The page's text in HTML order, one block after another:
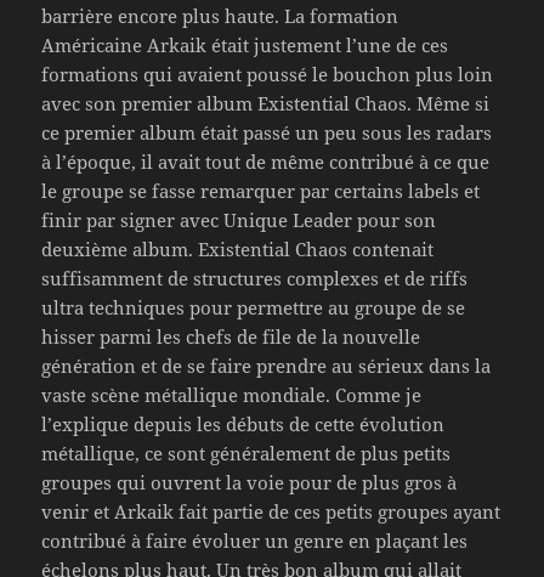
barrière encore plus haute. La formation
Américaine Arkaik était justement l’une de ces
formations qui avaient poussé le bouchon plus loin
avec son premier album Existential Chaos. Même si
ce premier album était passé un peu sous les radars
à l’époque, il avait tout de même contribué à ce que
le groupe se fasse remarquer par certains labels et
finir par signer avec Unique Leader pour son
deuxième album. Existential Chaos contenait
suffisamment de structures complexes et de riffs
ultra techniques pour permettre au groupe de se
hisser parmi les chefs de file de la nouvelle
génération et de se faire prendre au sérieux dans la
vaste scène métallique mondiale. Comme je
l’explique depuis les débuts de cette évolution
métallique, ce sont généralement de plus petits
groupes qui ouvrent la voie pour de plus gros à
venir et Arkaik fait partie de ces petits groupes ayant
contribué à faire évoluer un genre en plaçant les
échelons plus haut. Un très bon album qui allait